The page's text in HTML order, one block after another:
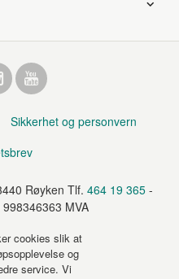
Sikkerhet og personvern
Røyken Tlf. 464 19 365 -
MVA
cookies slik at
og
service. Vi